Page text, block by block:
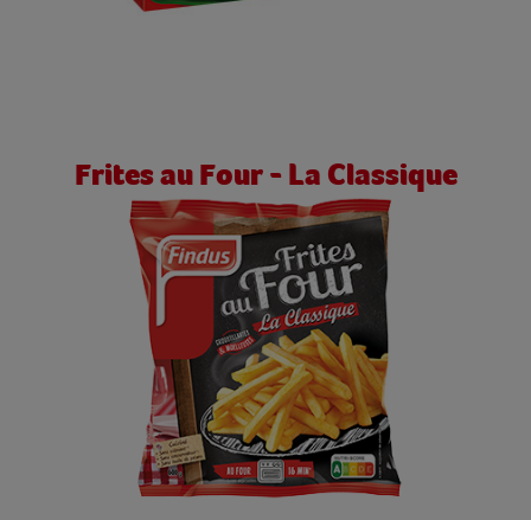
Frites au Four - La Classique